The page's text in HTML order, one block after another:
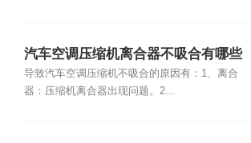
汽车空调压缩机离合器不吸合有哪些
原因？
导致汽车空调压缩机不吸合的原因有：1、离合
器：压缩机离合器出现问题。2...